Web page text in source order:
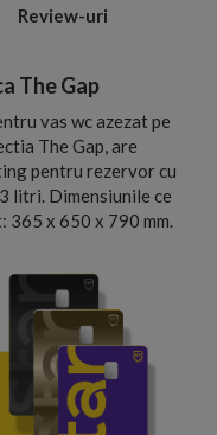
Review-uri
The Gap
vas wc azezat pe
The Gap, are
pentru rezervor cu
litri. Dimensiunile ce
365 x 650 x 790 mm.